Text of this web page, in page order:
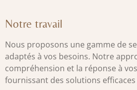
Notre travail
Nous proposons une gamme de
adaptés à vos besoins. Notre
compréhension et la réponse à
fournissant des solutions